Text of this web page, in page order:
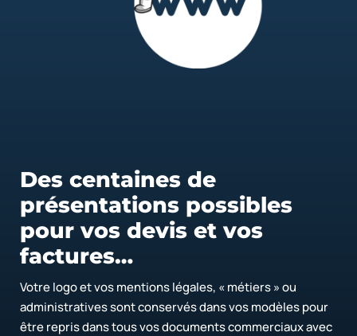
Des centaines de
présentations possibles
pour vos devis et vos
factures…
Votre logo et vos mentions légales, « métiers » ou
administratives sont conservés dans vos modèles pour
être repris dans tous vos documents commerciaux avec